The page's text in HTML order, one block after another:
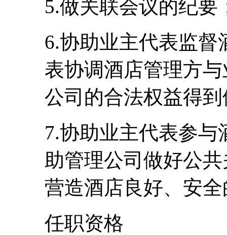
5.做关联会议的纪要
6.协助业主代表监
表协调酒店管理方
公司的合法权益得
7.协助业主代表参
助管理公司做好公
营造酒店良好、安
任职资格